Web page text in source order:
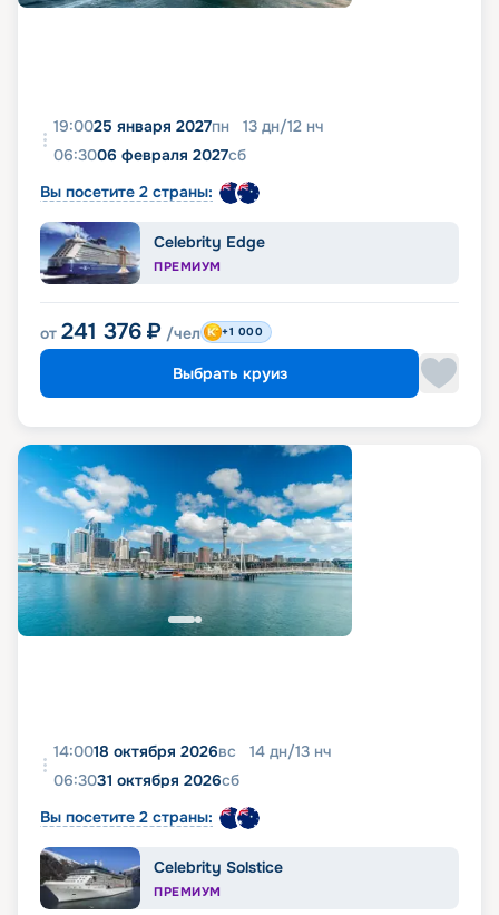
19:0025 января 2027пн 13 дн/12 нч
06:3006 февраля 2027сб
Вы посетите 2 страны:
Celebrity Edge
ПРЕМИУМ
от 241 376 ₽ /чел +1 000
Выбрать круиз
14:0018 октября 2026вс 14 дн/13 нч
06:3031 октября 2026сб
Вы посетите 2 страны:
Celebrity Solstice
ПРЕМИУМ